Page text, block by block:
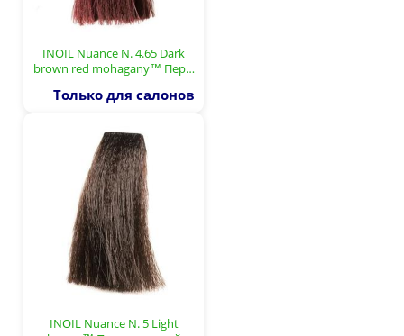
INOIL Nuance N. 4.65 Dark
brown red mohagany™ Пер…
Только для салонов
INOIL Nuance N. 5 Light